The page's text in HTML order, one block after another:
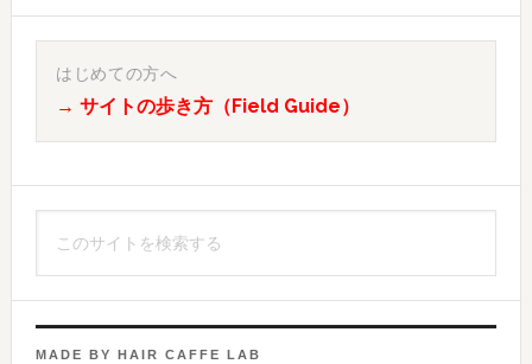
最
イ
バ
ー
はじめての方へ
→ サイトの歩き方（Field Guide）
ト
MADE BY HAIR CAFFE LAB